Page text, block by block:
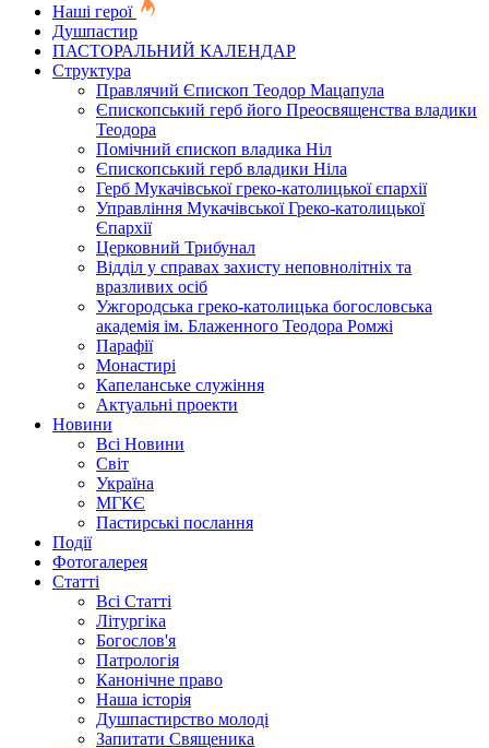
Наші герої
Душпастир
ПАСТОРАЛЬНИЙ КАЛЕНДАР
Структура
Правлячий Єпископ Теодор Мацапула
Єпископський герб його Преосвященства владики
Теодора
Помічний єпископ владика Ніл
Єпископський герб владики Ніла
Герб Мукачівської греко-католицької єпархії
Управління Мукачівської Греко-католицької
Єпархії
Церковний Трибунал
Відділ у справах захисту неповнолітніх та
вразливих осіб
Ужгородська греко-католицька богословська
академія ім. Блаженного Теодора Ромжі
Парафії
Монастирі
Капеланське служіння
Актуальні проекти
Новини
Всі Новини
Світ
Україна
МГКЄ
Пастирські послання
Події
Фотогалерея
Статті
Всі Статті
Літургіка
Богослов'я
Патрологія
Канонічне право
Наша історія
Душпастирство молоді
Запитати Священика